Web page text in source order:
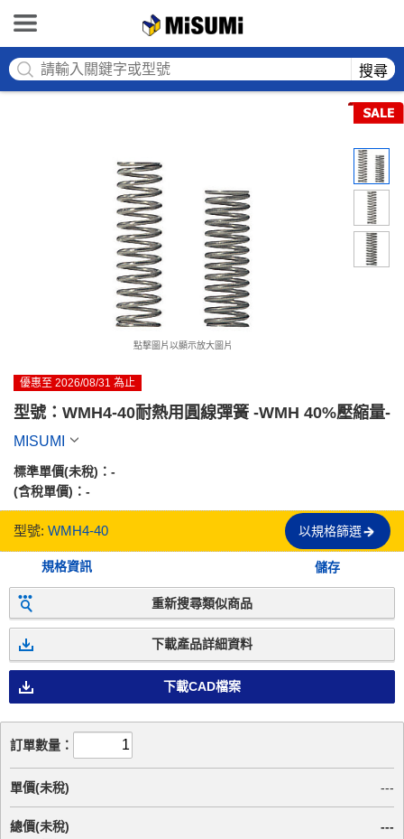
搜尋
點擊圖片以顯示放大圖片
優惠至 2026/08/31 為止
型號：WMH4-40耐熱用圓線彈簧 -WMH 40%壓縮量-
MISUMI
標準單價(未稅)： -
(含稅單價)： -
型號: WMH4-40 以規格篩選
規格資訊 儲存
重新搜尋類似商品
下載產品詳細資料
下載CAD檔案
訂單數量：
單價(未稅) ---
總價(未稅)
---